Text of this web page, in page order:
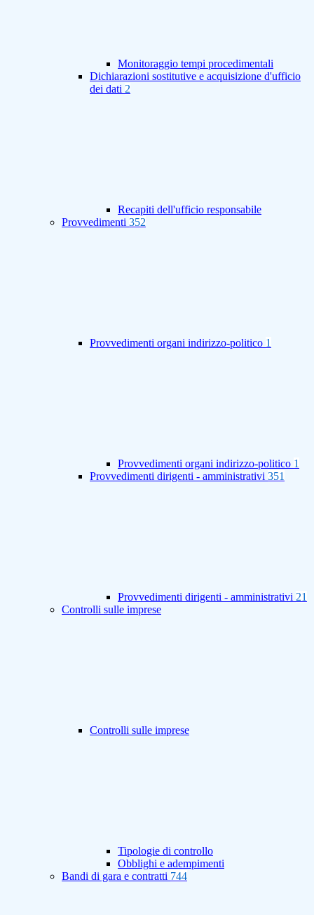
Monitoraggio tempi procedimentali
Dichiarazioni sostitutive e acquisizione d'ufficio
dei dati 2
Recapiti dell'ufficio responsabile
Provvedimenti 352
Provvedimenti organi indirizzo-politico 1
Provvedimenti organi indirizzo-politico 1
Provvedimenti dirigenti - amministrativi 351
Provvedimenti dirigenti - amministrativi 21
Controlli sulle imprese
Controlli sulle imprese
Tipologie di controllo
Obblighi e adempimenti
Bandi di gara e contratti 744